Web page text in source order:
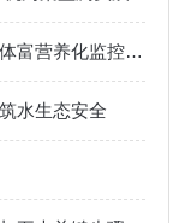
氨氮分析仪的纳氏试剂比色原理与水体富营养化监控实践
水生态安全